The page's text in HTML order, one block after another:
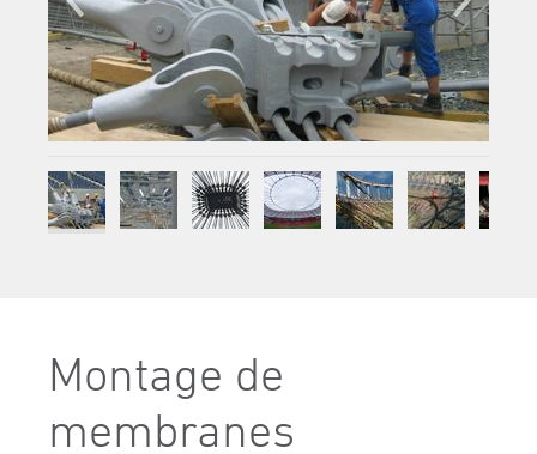
Montage de
membranes